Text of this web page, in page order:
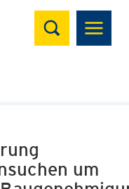
Suchen
um